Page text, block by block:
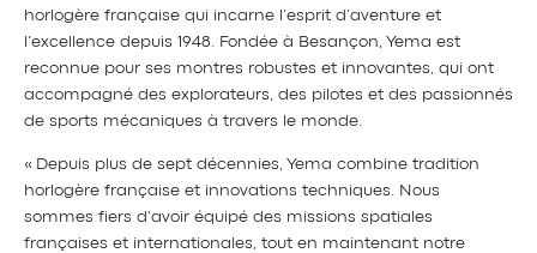
horlogère française qui incarne l’esprit d’aventure et
l’excellence depuis 1948. Fondée à Besançon, Yema est
reconnue pour ses montres robustes et innovantes, qui ont
accompagné des explorateurs, des pilotes et des passionnés
de sports mécaniques à travers le monde.
« Depuis plus de sept décennies, Yema combine tradition
horlogère française et innovations techniques. Nous
sommes fiers d’avoir équipé des missions spatiales
françaises et internationales, tout en maintenant notre